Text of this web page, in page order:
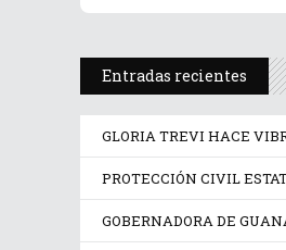
Entradas recientes
GLORIA TREVI HACE
PROTECCIÓN CIVIL
GOBERNADORA DE